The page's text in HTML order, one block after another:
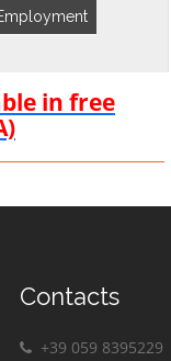
in free
Contacts
+39 059 8395229